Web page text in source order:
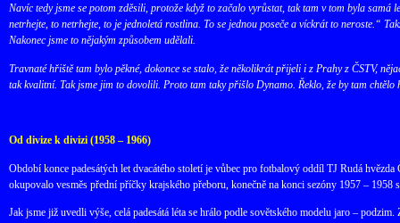
Navíc tedy jsme se potom zděsili, protože když to začalo vyrůstat, tak tam v tom byla
netrhejte, to netrhejte, to je jednoletá rostlina. To se jednou poseče a víckrát to neroste.“
Nakonec jsme to nějakým způsobem udělali.
Travnaté hřiště tam bylo pěkné, dokonce se stalo, že několikrát přijeli i z Prahy z ČSTV,
tak kvalitní. Tak jsme jim to dovolili. Proto tam taky přišlo Dynamo. Řeklo, že by tam
Od divize k divizi (1958 – 1966)
Období konce padesátých let dvacátého století je vůbec pro fotbalový oddíl TJ Rudá
okupovalo vesměs přední příčky krajského přeboru, konečně na konci sezóny 1957 –
Jak jsme již uvedli výše, celá padesátá léta se hrálo podle sovětského modelu jaro –